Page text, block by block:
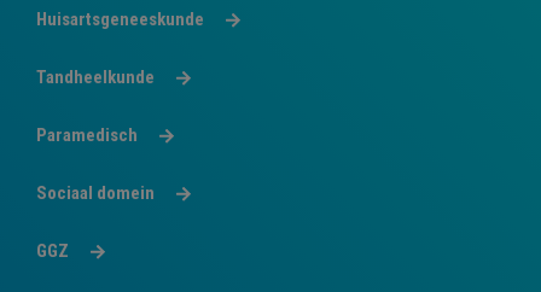
Huisartsgeneeskunde
Tandheelkunde
Paramedisch
Sociaal domein
GGZ